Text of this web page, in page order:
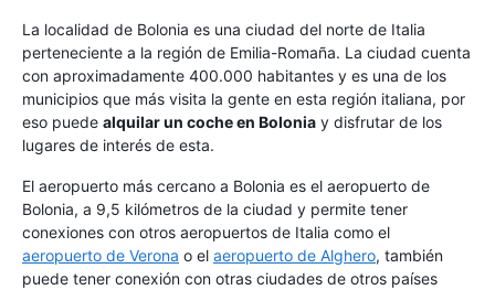
La localidad de Bolonia es una ciudad del norte de Italia
perteneciente a la región de Emilia-Romaña. La ciudad cuenta
con aproximadamente 400.000 habitantes y es una de los
municipios que más visita la gente en esta región italiana, por
eso puede alquilar un coche en Bolonia y disfrutar de los
lugares de interés de esta.
El aeropuerto más cercano a Bolonia es el aeropuerto de
Bolonia, a 9,5 kilómetros de la ciudad y permite tener
conexiones con otros aeropuertos de Italia como el
aeropuerto de Verona o el aeropuerto de Alghero, también
puede tener conexión con otras ciudades de otros países